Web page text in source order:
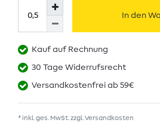
In den
Kauf auf Rechnung
30 Tage Widerrufsrecht
Versandkostenfrei ab 59€
* inkl. ges. MwSt. zzgl.Versandkosten